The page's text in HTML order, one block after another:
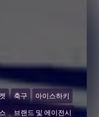
축구 아이스하키
브랜드 및 에이전시